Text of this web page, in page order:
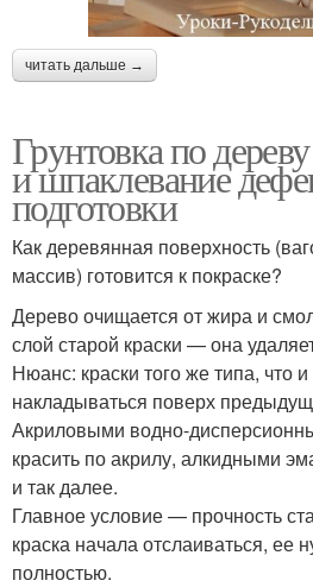
читать дальше →
Грунтовка по
и шпаклевание
подготовки
Как деревянная поверхность
массив) готовится к покраске?
Дерево очищается от жира и
слой старой краски — она
Нюанс: краски того же типа, что
накладываться поверх
Акриловыми водно-
красить по акрилу, алкидными
и так далее.
Главное условие — прочность
краска начала отслаиваться, ее
полностью.